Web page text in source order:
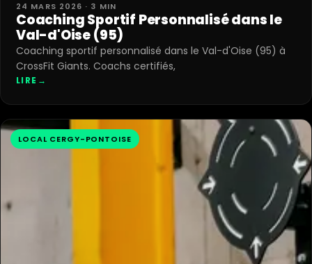
24 MARS 2026 · 3 MIN
Coaching Sportif Personnalisé dans le
Val-d'Oise (95)
Coaching sportif personnalisé dans le Val-d'Oise (95) à
CrossFit Giants. Coachs certifiés,
LIRE →
LOCAL CERGY-PONTOISE